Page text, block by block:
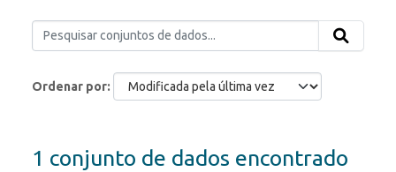
Ordenar por
1 conjunto de dados encontrado